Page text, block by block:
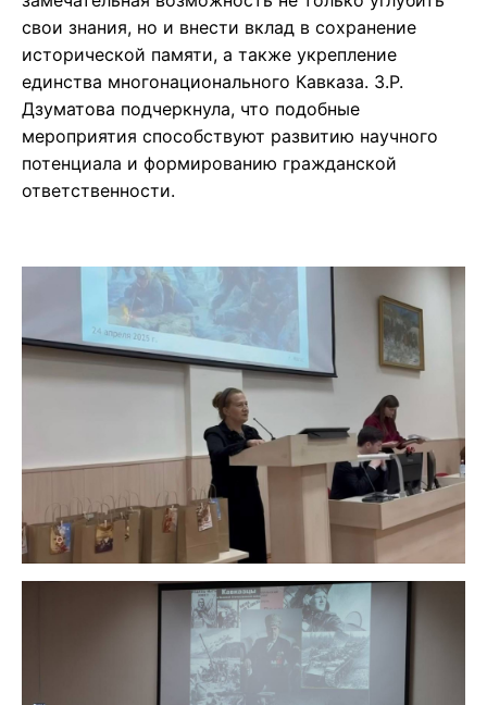
свои знания, но и внести вклад в сохранение
исторической памяти, а также укрепление
единства многонационального Кавказа. З.Р.
Дзуматова подчеркнула, что подобные
мероприятия способствуют развитию научного
потенциала и формированию гражданской
ответственности.